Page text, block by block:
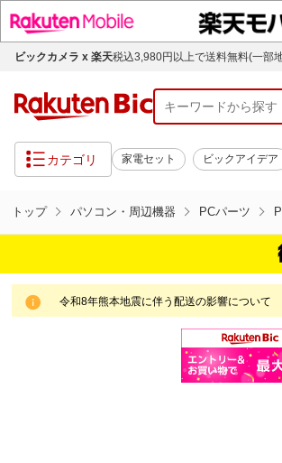
ビックカメラ x 楽天税込3,980円以上で送料無料(一部
カテゴリ 家電セット ビックアイデア
トップ パソコン・周辺機器 PCパーツ
令和8年熊本地震に伴う配送の影響について